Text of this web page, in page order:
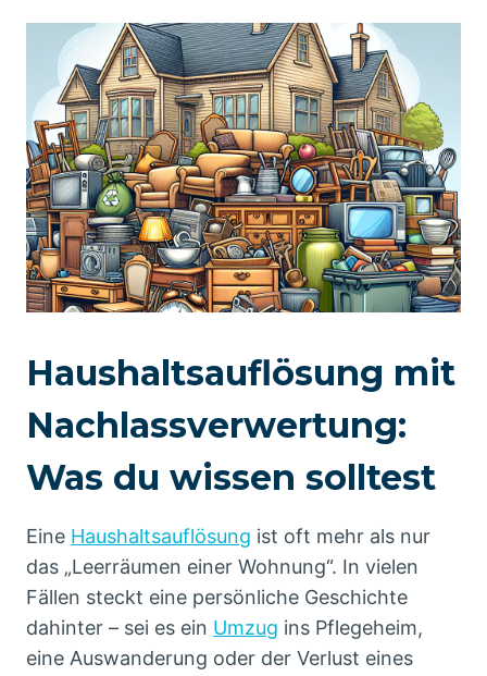
Haushaltsauflösung mit
Nachlassverwertung:
Was du wissen solltest
Eine Haushaltsauflösung ist oft mehr als nur
das „Leerräumen einer Wohnung“. In vielen
Fällen steckt eine persönliche Geschichte
dahinter – sei es ein Umzug ins Pflegeheim,
eine Auswanderung oder der Verlust eines